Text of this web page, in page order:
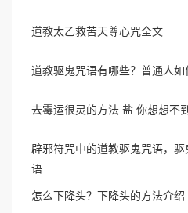
道教太乙救苦天尊心咒全文
道教驱鬼咒语有哪些？普通人如
去霉运很灵的方法 盐 你想想不
辟邪符咒中的道教驱鬼咒语，
语
怎么下降头？下降头的方法介绍